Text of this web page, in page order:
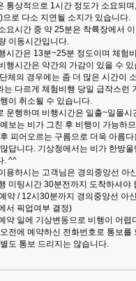
통상적으로 1시간 정도가 소요되
으로 다소 지연될 소지가 있습니다.
요시간 중 약 25분은 착륙장에서
이동시간입니다.
시간은 13분~25분 정도이며 체험
행시간은 약간의 가감이 있을 수 있
체의 경우에는 좀 더 많은 시간이
는 다르게 체험비행 당일 급작스런
이 취소될 수 있습니다.
운행하며 비행시간은 일출~일몰시
보는 비가 그친 후 비행이 가능하
피어오르는 구름으로 더욱 아름
답니다. 기상청에서는 비가 한방
. ^^
용하시는 고객님은 경의중앙선 아
미팅시간 30분전까지 도착하셔야
약 / 12시30분까지 경의중앙선 아
서 픽업여부 결정)
약 일에 기상변동으로 비행이 어렵
전에 예약하신 전화번호로 통보를
도 통보 드리지는 않습니다.